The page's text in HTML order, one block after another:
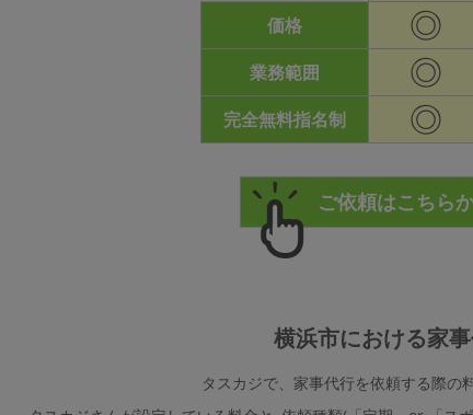
価格
◎
業務範囲 ◎
完全無料指名制 ◎
横浜市における家
タスカジで、家事代行を依頼する際の